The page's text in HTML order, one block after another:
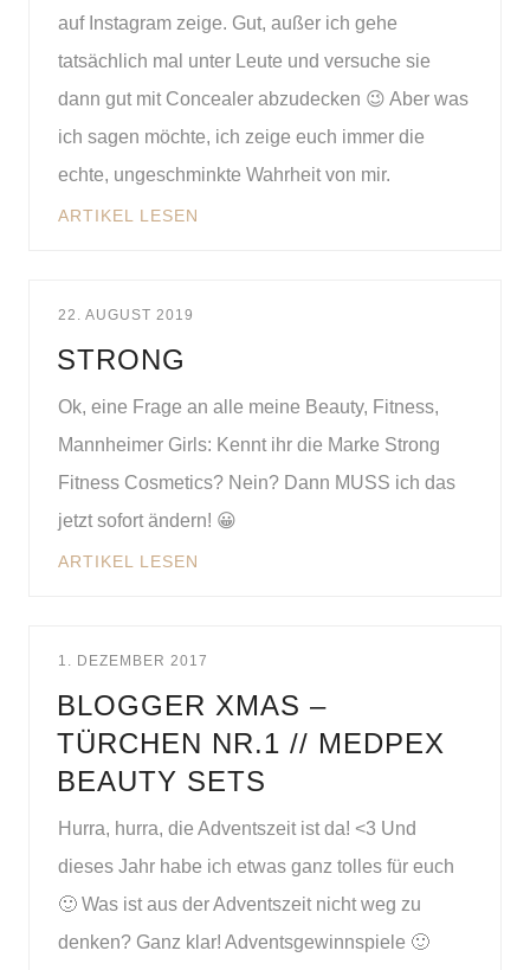
auf Instagram zeige. Gut, außer ich gehe
tatsächlich mal unter Leute und versuche sie
dann gut mit Concealer abzudecken 😉 Aber was
ich sagen möchte, ich zeige euch immer die
echte, ungeschminkte Wahrheit von mir.
ARTIKEL LESEN
22. AUGUST 2019
STRONG
Ok, eine Frage an alle meine Beauty, Fitness,
Mannheimer Girls: Kennt ihr die Marke Strong
Fitness Cosmetics? Nein? Dann MUSS ich das
jetzt sofort ändern! 😀
ARTIKEL LESEN
1. DEZEMBER 2017
BLOGGER XMAS –
TÜRCHEN NR.1 // MEDPEX
BEAUTY SETS
Hurra, hurra, die Adventszeit ist da! <3 Und
dieses Jahr habe ich etwas ganz tolles für euch
🙂 Was ist aus der Adventszeit nicht weg zu
denken? Ganz klar! Adventsgewinnspiele 🙂